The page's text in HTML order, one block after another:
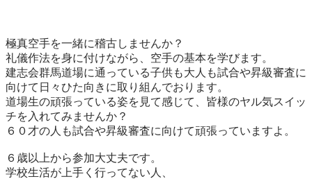
極真空手を一緒に稽古しませんか？
礼儀作法を身に付けながら、空手の基本を学びます。
建志会群馬道場に通っている子供も大人も試合や昇級審査に
向けて日々ひた向きに取り組んでおります。
道場生の頑張っている姿を見て感じて、皆様のヤル気スイッ
チを入れてみませんか？
６０才の人も試合や昇級審査に向けて頑張っていますよ。
６歳以上から参加大丈夫です。
学校生活が上手く行ってない人、